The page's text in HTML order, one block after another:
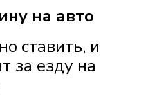
на авто
ставить, и
за езду на